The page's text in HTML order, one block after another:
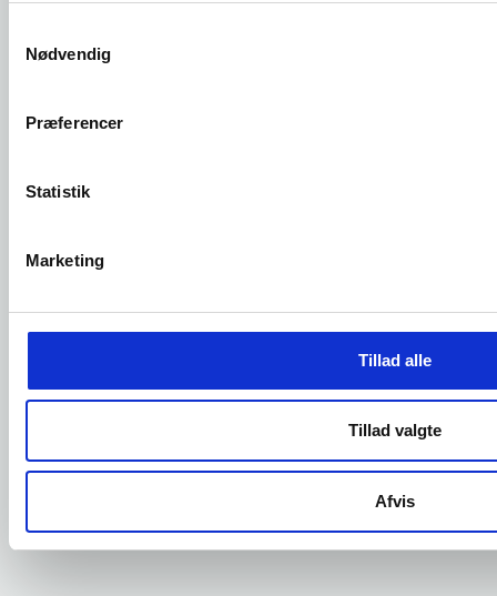
Nødvendig
Præferencer
Statistik
Marketing
Tillad alle
Tillad valgte
Afvis
Eksempler og priser